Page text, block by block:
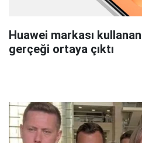
Huawei markası
gerçeği ortaya çıktı